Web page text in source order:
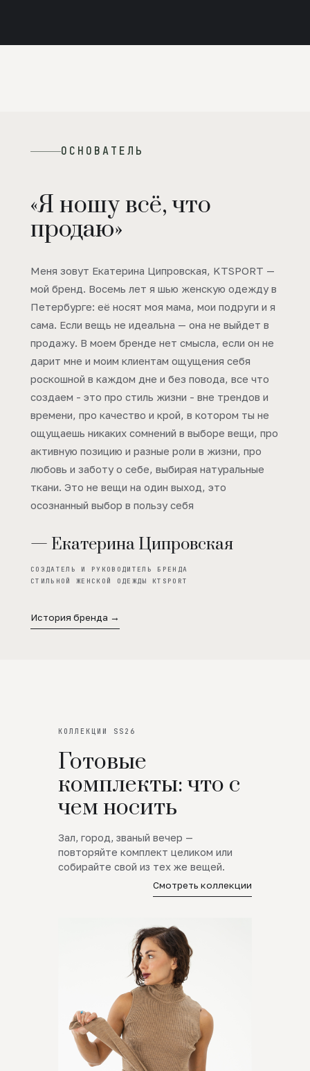
ОСНОВАТЕЛЬ
«Я ношу всё, что
продаю»
Меня зовут Екатерина Ципровская, KTSPORT —
мой бренд. Восемь лет я шью женскую одежду в
Петербурге: её носят моя мама, мои подруги и я
сама. Если вещь не идеальна — она не выйдет в
продажу. В моем бренде нет смысла, если он не
дарит мне и моим клиентам ощущения себя
роскошной в каждом дне и без повода, все что
создаем - это про стиль жизни - вне трендов и
времени, про качество и крой, в котором ты не
ощущаешь никаких сомнений в выборе вещи, про
активную позицию и разные роли в жизни, про
любовь и заботу о себе, выбирая натуральные
ткани. Это не вещи на один выход, это
осознанный выбор в пользу себя
— Екатерина Ципровская
СОЗДАТЕЛЬ И РУКОВОДИТЕЛЬ БРЕНДА
СТИЛЬНОЙ ЖЕНСКОЙ ОДЕЖДЫ KTSPORT
История бренда →
КОЛЛЕКЦИИ SS26
Готовые
комплекты: что с
чем носить
Зал, город, званый вечер —
повторяйте комплект целиком или
собирайте свой из тех же вещей.
Смотреть коллекции